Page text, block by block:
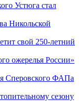
Устюга стал
Никольской
свой 250-летний
ожерелья России»
Сперовского ФАПа
сезону